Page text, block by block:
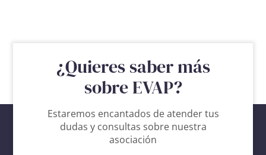
¿Quieres saber más
sobre EVAP?
Estaremos encantados de atender tus
dudas y consultas sobre nuestra
asociación